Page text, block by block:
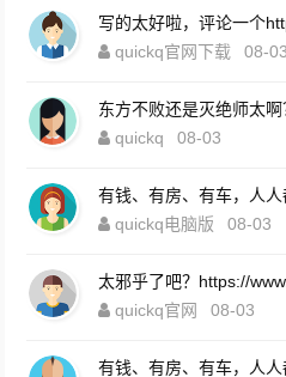
写的太好啦，评论一个
quickq官网下载
08-03
东方不败还是灭绝师太
quickq
08-03
quickq电脑版
08-03
太邪乎了吧？https://
quickq官网
08-03